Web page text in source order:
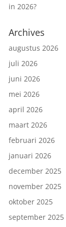
in 2026?
Archives
augustus 2026
juli 2026
juni 2026
mei 2026
april 2026
maart 2026
februari 2026
januari 2026
december 2025
november 2025
oktober 2025
september 2025